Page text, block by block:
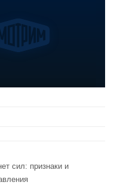
сил: признаки и